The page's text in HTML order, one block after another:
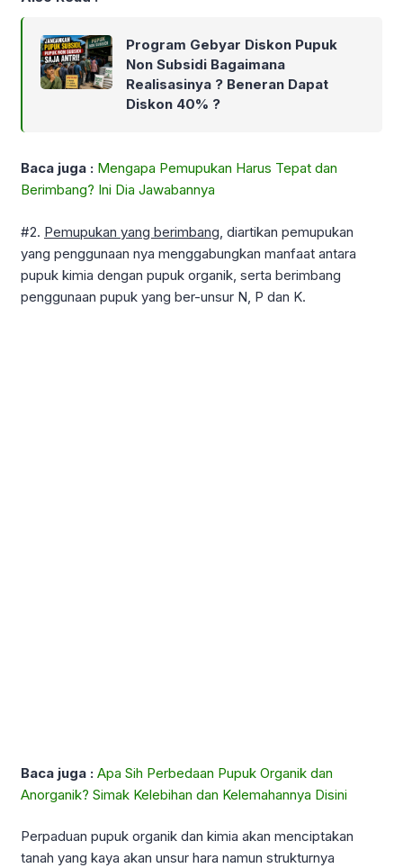
Program Gebyar Diskon Pupuk
Non Subsidi Bagaimana
Realisasinya ? Beneran Dapat
Diskon 40% ?
Baca juga : Mengapa Pemupukan Harus Tepat dan
Berimbang? Ini Dia Jawabannya
#2. Pemupukan yang berimbang, diartikan pemupukan
yang penggunaan nya menggabungkan manfaat antara
pupuk kimia dengan pupuk organik, serta berimbang
penggunaan pupuk yang ber-unsur N, P dan K.
Baca juga : Apa Sih Perbedaan Pupuk Organik dan
Anorganik? Simak Kelebihan dan Kelemahannya Disini
Perpaduan pupuk organik dan kimia akan menciptakan
tanah yang kaya akan unsur hara namun strukturnya